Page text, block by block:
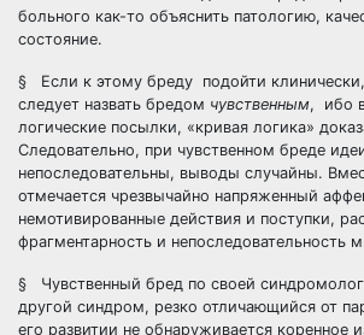
больного как-то объяснить патологию,
состояние.
§ Если к этому бреду подойти клинически,
следует назвать бредом чувственным, ибо
логические посылки, «кривая логика»
Следовательно, при чувственном бреде
непоследовательны, выводы случайны.
отмечается чрезвычайно напряженный
немотивированные действия и поступки,
фрагментарность и непоследовательность
§ Чувственный бред по своей
другой синдром, резко отличающийся от
его развитии не обнаруживается коренное